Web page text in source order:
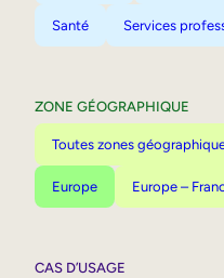
Santé Services
ZONE GÉOGRAPHIQUE
Toutes zones
Europe Europe –
CAS D’USAGE